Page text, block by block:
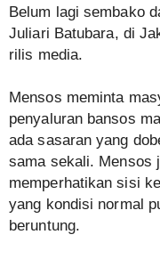
Belum lagi sembako
Juliari Batubara, di
rilis media.
Mensos meminta
penyaluran bansos
ada sasaran yang
sama sekali. Mensos
memperhatikan sisi
yang kondisi normal
beruntung.